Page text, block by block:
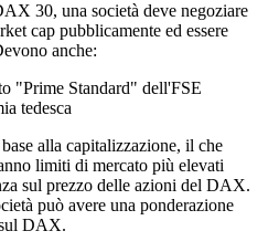
30, una società deve negoziare
cap pubblicamente ed essere
anche:
"Prime Standard" dell'FSE
tedesca
alla capitalizzazione, il che
limiti di mercato più elevati
sul prezzo delle azioni del DAX.
può avere una ponderazione
DAX.